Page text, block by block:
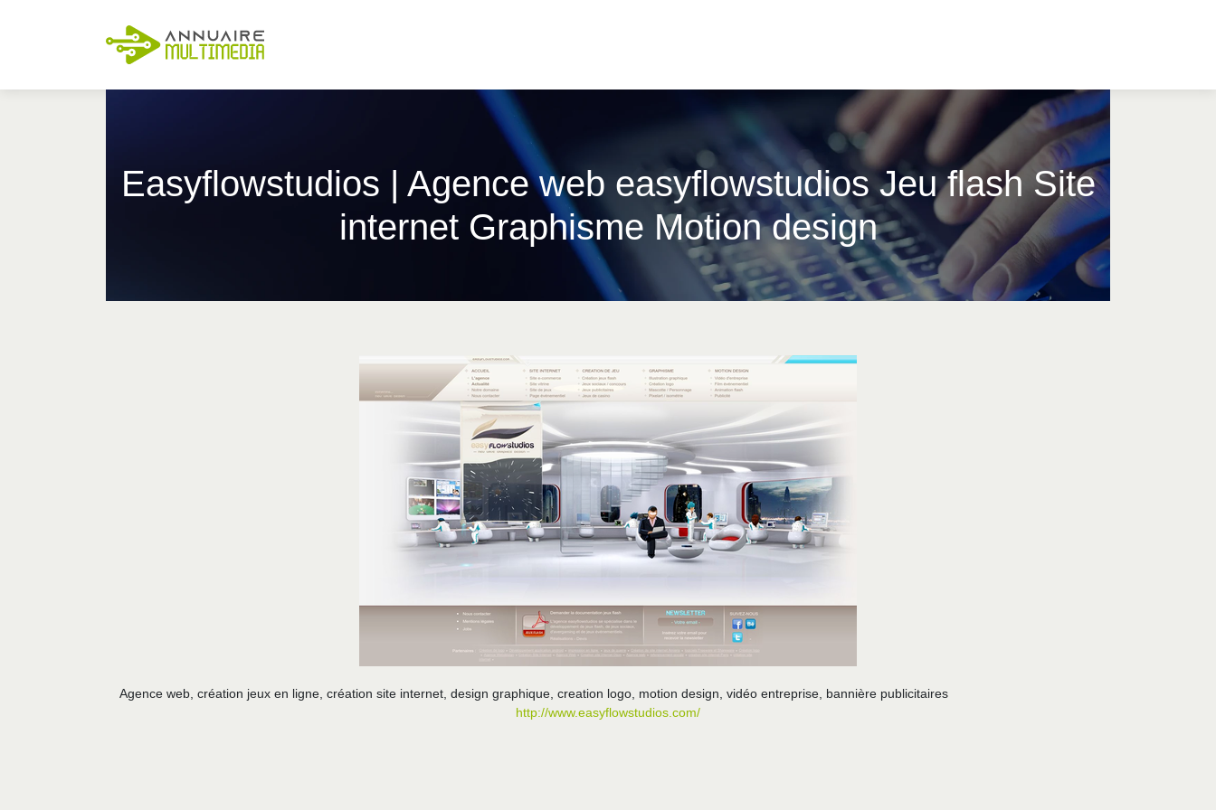
Easyflowstu­dios | Agence web easyflowstu­dios Jeu flash Site
internet Graphisme Motion design
Agence web, création jeux en ligne, création site internet, design graphique, creation logo, motion design, vidéo entreprise, bannière publicitaires
http://www.easyflowstudios.com/